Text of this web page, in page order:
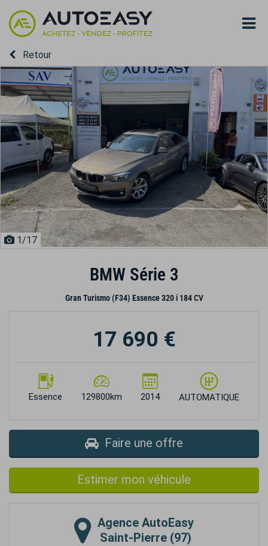
Retour
1/17
BMW Série 3
Gran Turismo (F34) Essence 320 i 184 CV
Essence 129800km 2014 AUTOMATIQUE
17 690 €
Faire une offre
Estimer mon véhicule
Agence AutoEasy
Saint-Pierre (97)